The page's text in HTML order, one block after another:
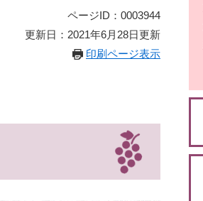
ページID：0003944
更新日：2021年6月28日更新
印刷ページ表示